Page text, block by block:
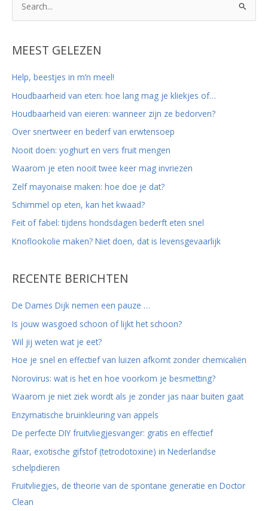
k
a
a
r
:
MEEST GELEZEN
Help, beestjes in m’n meel!
Houdbaarheid van eten: hoe lang mag je kliekjes of…
Houdbaarheid van eieren: wanneer zijn ze bedorven?
Over snertweer en bederf van erwtensoep
Nooit doen: yoghurt en vers fruit mengen
Waarom je eten nooit twee keer mag invriezen
Zelf mayonaise maken: hoe doe je dat?
Schimmel op eten, kan het kwaad?
Feit of fabel: tijdens hondsdagen bederft eten snel
Knoflookolie maken? Niet doen, dat is levensgevaarlijk
RECENTE BERICHTEN
De Dames Dijk nemen een pauze …
Is jouw wasgoed schoon of lijkt het schoon?
Wil jij weten wat je eet?
Hoe je snel en effectief van luizen afkomt zonder chemicaliën
Norovirus: wat is het en hoe voorkom je besmetting?
Waarom je niet ziek wordt als je zonder jas naar buiten gaat
Enzymatische bruinkleuring van appels
De perfecte DIY fruitvliegjesvanger: gratis en effectief
Raar, exotische gifstof (tetrodotoxine) in Nederlandse
schelpdieren
Fruitvliegjes, de theorie van de spontane generatie en Doctor
Clean